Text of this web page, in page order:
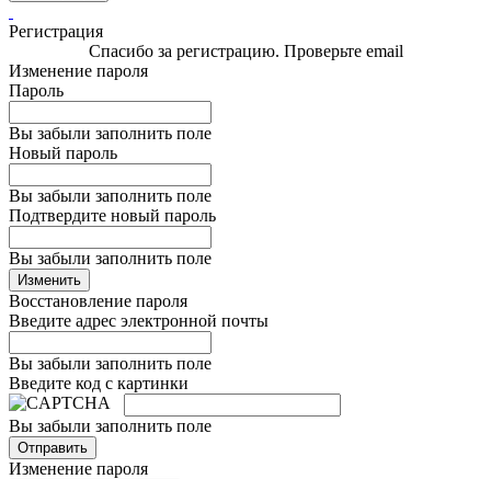
Регистрация
Спасибо за регистрацию. Проверьте email
Изменение пароля
Пароль
Вы забыли заполнить поле
Новый пароль
Вы забыли заполнить поле
Подтвердите новый пароль
Вы забыли заполнить поле
Изменить
Восстановление пароля
Введите адрес электронной почты
Вы забыли заполнить поле
Введите код с картинки
Вы забыли заполнить поле
Отправить
Изменение пароля